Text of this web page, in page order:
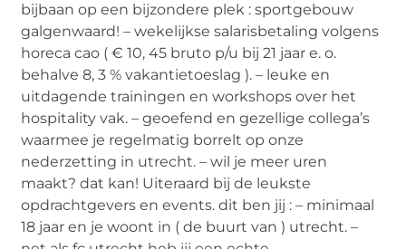
bijbaan op een bijzondere plek : sportgebouw
galgenwaard! – wekelijkse salarisbetaling volgens
horeca cao ( € 10, 45 bruto p/u bij 21 jaar e. o.
behalve 8, 3 % vakantietoeslag ). – leuke en
uitdagende trainingen en workshops over het
hospitality vak. – geoefend en gezellige collega’s
waarmee je regelmatig borrelt op onze
nederzetting in utrecht. – wil je meer uren
maakt? dat kan! Uiteraard bij de leukste
opdrachtgevers en events. dit ben jij : – minimaal
18 jaar en je woont in ( de buurt van ) utrecht. –